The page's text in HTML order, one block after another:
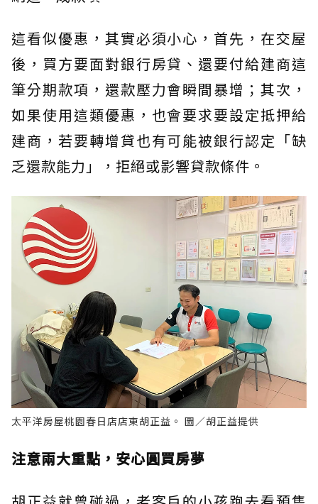
這看似優惠，其實必須小心，首先，在交屋
後，買方要面對銀行房貸、還要付給建商這
筆分期款項，還款壓力會瞬間暴增；其次，
如果使用這類優惠，也會要求要設定抵押給
建商，若要轉增貸也有可能被銀行認定「缺
乏還款能力」，拒絕或影響貸款條件。
太平洋房屋桃園春日店店東胡正益。 圖／胡正益提供
注意兩大重點，安心圓買房夢